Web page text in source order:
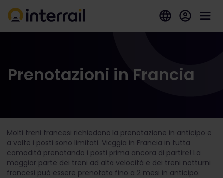
Prenotazioni in Francia
Molti treni francesi richiedono la prenotazione in anticipo e
a volte i posti sono limitati. Viaggia in Francia in tutta
comodità prenotando i posti prima ancora di partire! La
maggior parte dei treni ad alta velocità e dei treni notturni
francesi può essere prenotata fino a 2 mesi in anticipo.